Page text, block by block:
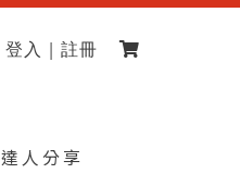
登入 | 註冊
達人分享